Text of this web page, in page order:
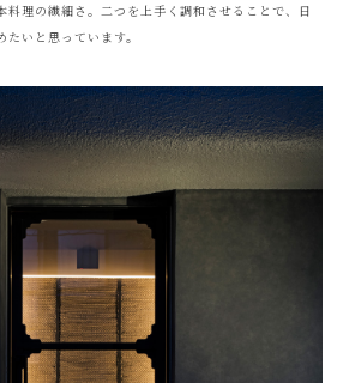
料理の繊細さ。二つを上手く調和させることで、日
いと思っています。